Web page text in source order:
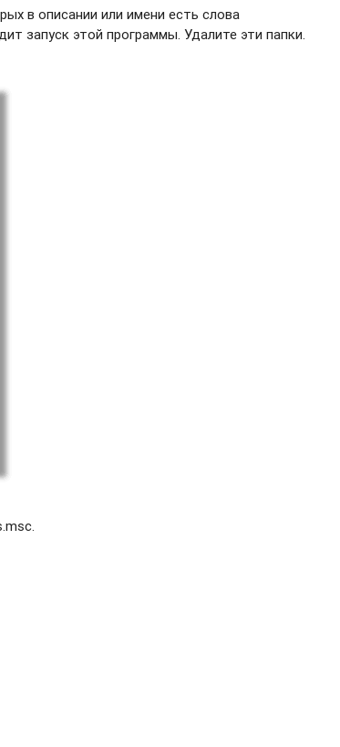
в описании или имени есть слова
запуск этой программы. Удалите эти папки.